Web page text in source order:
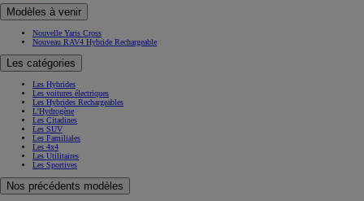
Modèles à venir
Nouvelle Yaris Cross
Nouveau RAV4 Hybride Rechargeable
Les catégories
Les Hybrides
Les voitures électriques
Les Hybrides Rechargeables
L'Hydrogène
Les Citadines
Les SUV
Les Familiales
Les 4x4
Les Utilitaires
Les Sportives
Nos précédents modèles